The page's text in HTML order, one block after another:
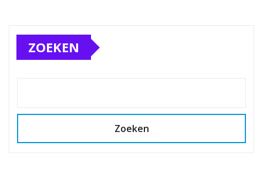
ZOEKEN
Zoeken